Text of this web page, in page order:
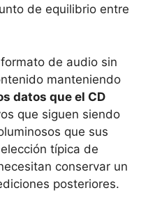
de equilibrio entre
de audio sin
manteniendo
datos que el CD
que siguen siendo
que sus
típica de
conservar un
posteriores.